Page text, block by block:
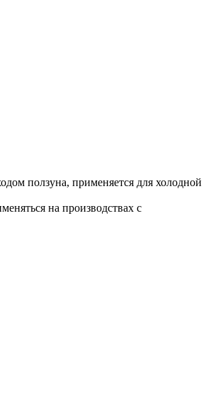
ползуна, применяется для холодной
на производствах с